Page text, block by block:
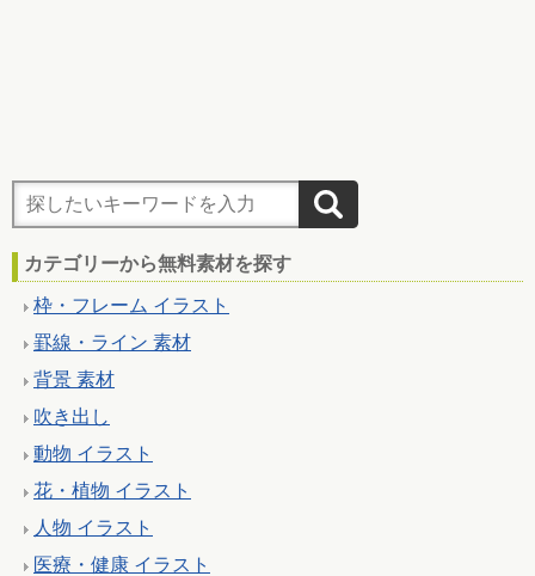
カテゴリーから無料素材を探す
枠・フレーム イラスト
罫線・ライン 素材
背景 素材
吹き出し
動物 イラスト
花・植物 イラスト
人物 イラスト
医療・健康 イラスト